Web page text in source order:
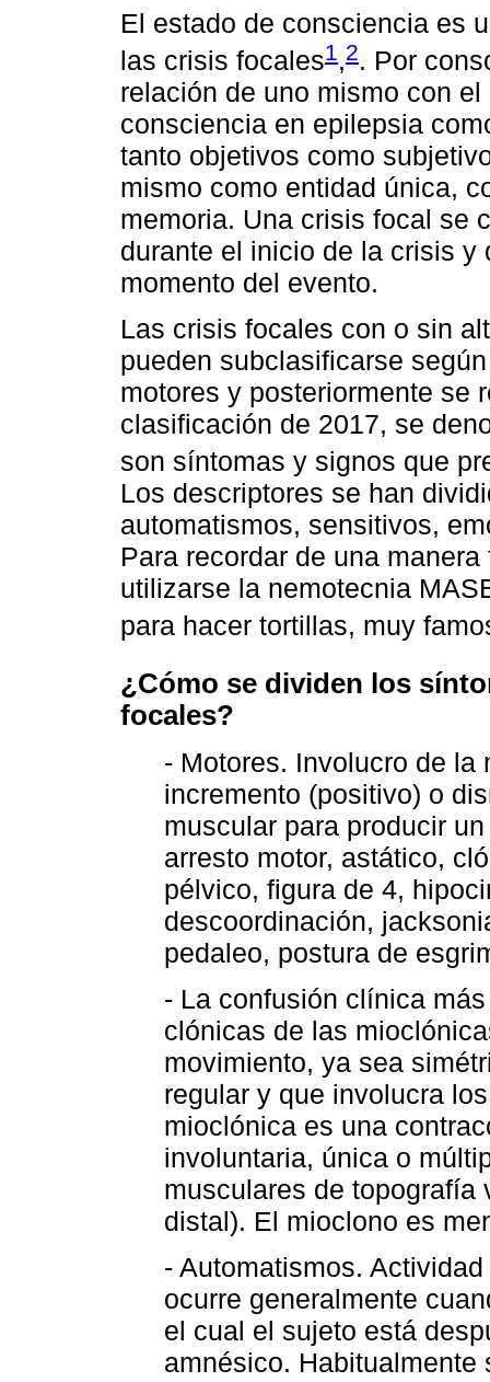
El estado de consciencia es
las crisis focales1 ,2. Por
relación de uno mismo con
consciencia en epilepsia
tanto objetivos como
mismo como entidad única,
memoria. Una crisis focal se
durante el inicio de la crisis y
momento del evento.
Las crisis focales con o sin
pueden subclasificarse
motores y posteriormente se
clasificación de 2017, se
son síntomas y signos que
Los descriptores se han
automatismos, sensitivos,
Para recordar de una
utilizarse la nemotecnia
para hacer tortillas, muy
¿Cómo se dividen los
focales?
- Motores. Involucro de la
incremento (positivo) o
muscular para producir
arresto motor, astático,
pélvico, figura de 4,
descoordinación,
pedaleo, postura de
- La confusión clínica
clónicas de las
movimiento, ya sea
regular y que involucra
mioclónica es una
involuntaria, única o
musculares de topografía
distal). El mioclono es
- Automatismos.
ocurre generalmente
el cual el sujeto está
amnésico.